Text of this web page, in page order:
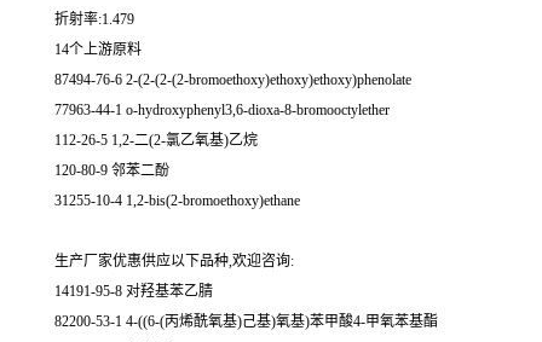
折射率:1.479
14个上游原料
87494-76-6 2-(2-(2-(2-bromoethoxy)ethoxy)ethoxy)phenolate
77963-44-1 o-hydroxyphenyl3,6-dioxa-8-bromooctylether
112-26-5 1,2-二(2-氯乙氧基)乙烷
120-80-9 邻苯二酚
31255-10-4 1,2-bis(2-bromoethoxy)ethane
生产厂家优惠供应以下品种,欢迎咨询:
14191-95-8 对羟基苯乙腈
82200-53-1 4-((6-(丙烯酰氧基)己基)氧基)苯甲酸4-甲氧苯基酯